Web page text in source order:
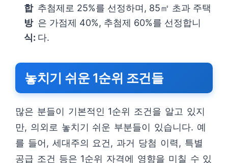
합
방
식:
추첨제로 25%를 선정하며, 85㎡ 초과 주택
은 가점제 40%, 추첨제 60%를 선정합니
다.
놓치기 쉬운 1순위 조건들
많은 분들이 기본적인 1순위 조건을 알고 있지
만, 의외로 놓치기 쉬운 부분들이 있습니다. 예
를 들어, 세대주의 요건, 과거 당첨 이력, 특별
공급 조건 등은 1순위 자격에 영향을 미칠 수 있